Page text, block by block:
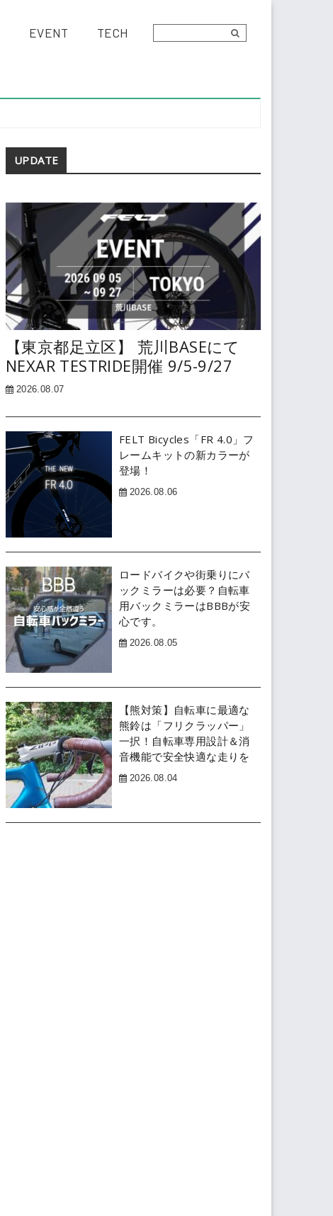
EVENT TECH
Secondary
UPDATE
【東京都足立区】 荒川BASEにて
NEXAR TESTRIDE開催 9/5-9/27
2026.08.07
FELT Bicycles「FR 4.0」フ
レームキットの新カラーが
登場！
2026.08.06
ロードバイクや街乗りにバ
ックミラーは必要？自転車
用バックミラーはBBBが安
心です。
2026.08.05
【熊対策】自転車に最適な
熊鈴は「フリクラッパー」
一択！自転車専用設計＆消
音機能で安全快適な走りを
2026.08.04